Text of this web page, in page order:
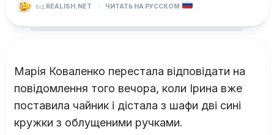
від REALISH.NET · ЧИТАТЬ НА РУССКОМ
Марія Коваленко перестала відповідати на
повідомлення того вечора, коли Ірина вже
поставила чайник і дістала з шафи дві сині
кружки з облущеними ручками.